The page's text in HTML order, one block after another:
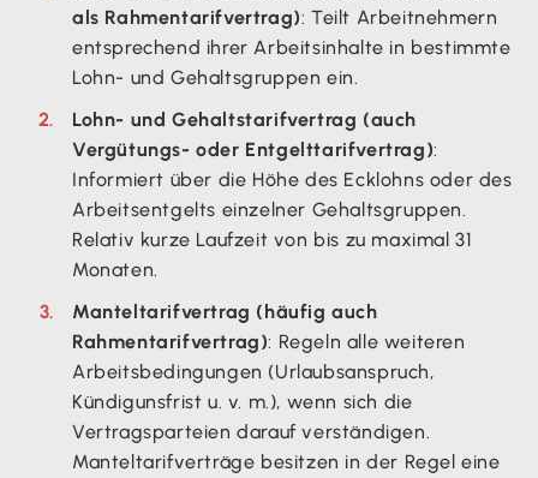
als Rahmentarifvertrag): Teilt Arbeitnehmern
entsprechend ihrer Arbeitsinhalte in bestimmte
Lohn- und Gehaltsgruppen ein.
Lohn- und Gehaltstarifvertrag (auch
Vergütungs- oder Entgelttarifvertrag):
Informiert über die Höhe des Ecklohns oder des
Arbeitsentgelts einzelner Gehaltsgruppen.
Relativ kurze Laufzeit von bis zu maximal 31
Monaten.
Manteltarifvertrag (häufig auch
Rahmentarifvertrag): Regeln alle weiteren
Arbeitsbedingungen (Urlaubsanspruch,
Kündigunsfrist u. v. m.), wenn sich die
Vertragsparteien darauf verständigen.
Manteltarifverträge besitzen in der Regel eine